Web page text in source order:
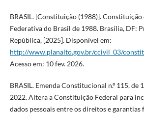
BRASIL. [Constituição (1988)]. Constituição
Federativa do Brasil de 1988. Brasília, DF:
República, [2025]. Disponível em:
http://www.planalto.gov.br/ccivil_03/
Acesso em: 10 fev. 2026.
BRASIL. Emenda Constitucional n.º 115, de
2022. Altera a Constituição Federal para
dados pessoais entre os direitos e garantias